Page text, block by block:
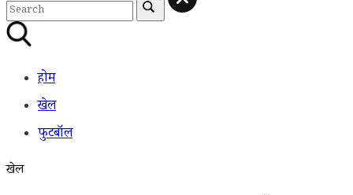
होम
खेल
फुटबॉल
खेल